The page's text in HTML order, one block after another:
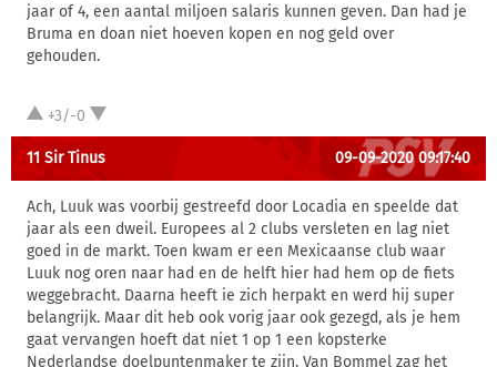
jaar of 4, een aantal miljoen salaris kunnen geven. Dan had je
Bruma en doan niet hoeven kopen en nog geld over
gehouden.
+3/-0
11 Sir Tinus 09-09-2020 09:17:40
Ach, Luuk was voorbij gestreefd door Locadia en speelde dat
jaar als een dweil. Europees al 2 clubs versleten en lag niet
goed in de markt. Toen kwam er een Mexicaanse club waar
Luuk nog oren naar had en de helft hier had hem op de fiets
weggebracht. Daarna heeft ie zich herpakt en werd hij super
belangrijk. Maar dit heb ook vorig jaar ook gezegd, als je hem
gaat vervangen hoeft dat niet 1 op 1 een kopsterke
Nederlandse doelpuntenmaker te zijn. Van Bommel zag het